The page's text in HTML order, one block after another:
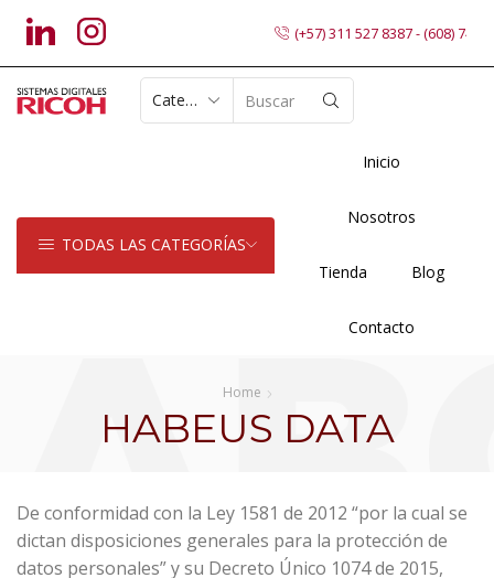
(+57) 311 527 8387 - (608)
SEARCH
TODAS LAS CATEGORÍAS
Inicio
Nosotros
Tienda Blog
Contacto
Home
HABEUS DATA
De conformidad con la Ley 1581 de 2012 “por la cual se
dictan disposiciones generales para la protección de
datos personales” y su Decreto Único 1074 de 2015,